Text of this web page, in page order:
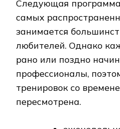
Следующая программа
самых
занимается
любителей. Однако
рано или поздно
профессионалы,
тренировок со
пересмотрена.